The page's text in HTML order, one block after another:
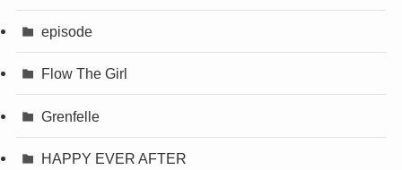
episode
Flow The Girl
Grenfelle
HAPPY EVER AFTER